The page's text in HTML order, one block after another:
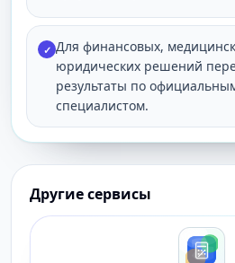
✓ Для финансовых,
юридических решений
результаты по
специалистом.
Другие сервисы